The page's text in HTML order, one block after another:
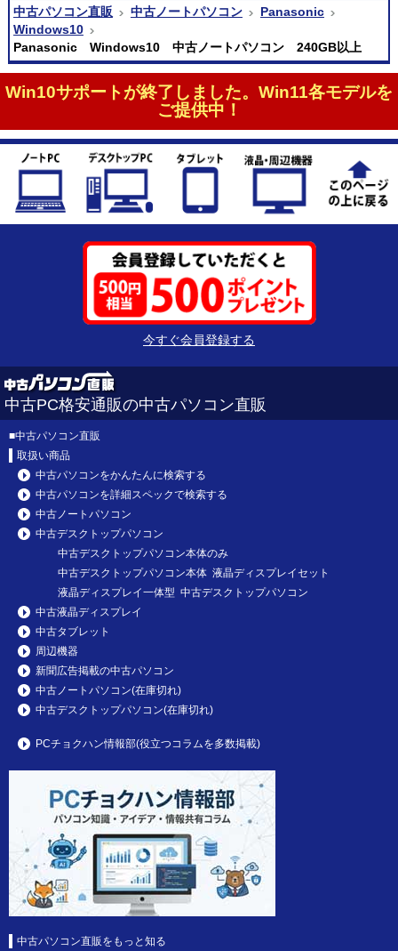
中古パソコン直販
中古ノートパソコン
Panasonic
Windows10
Panasonic Windows10 中古ノートパソコン 240GB以上
Win10サポートが終了しました。Win11各モデルを
ご提供中！
今すぐ会員登録する
中古PC格安通販の中古パソコン直販
■中古パソコン直販
取扱い商品
中古パソコンをかんたんに検索する
中古パソコンを詳細スペックで検索する
中古ノートパソコン
中古デスクトップパソコン
中古デスクトップパソコン本体のみ
中古デスクトップパソコン本体 液晶ディスプレイセット
液晶ディスプレイ一体型 中古デスクトップパソコン
中古液晶ディスプレイ
中古タブレット
周辺機器
新聞広告掲載の中古パソコン
中古ノートパソコン(在庫切れ)
中古デスクトップパソコン(在庫切れ)
PCチョクハン情報部(役立つコラムを多数掲載)
中古パソコン直販をもっと知る